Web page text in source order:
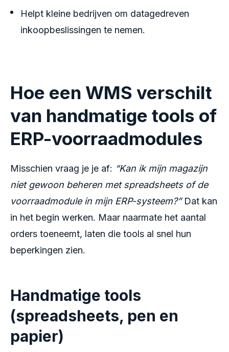
Helpt kleine bedrijven om datagedreven
inkoopbeslissingen te nemen.
Hoe een WMS verschilt
van handmatige tools of
ERP-voorraadmodules
Misschien vraag je je af: “Kan ik mijn magazijn
niet gewoon beheren met spreadsheets of de
voorraadmodule in mijn ERP-systeem?”Dat kan
in het begin werken. Maar naarmate het aantal
orders toeneemt, laten die tools al snel hun
beperkingen zien.
Handmatige tools
(spreadsheets, pen en
papier)